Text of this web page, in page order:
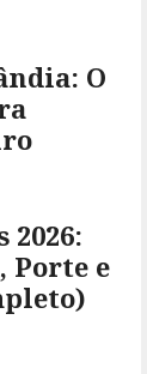
O
2026:
Porte e